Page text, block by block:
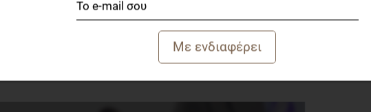
και είναι κάτι που θα το αντιληφθείτε καλύτερα στην ώρα
μπορεί να «τρέχουν» ταυτόχρονα.
του διαιτολογικού σας γραφείου, στο βιβλίο της σειράς
οδηγός για ένα σύγχρονο διαιτολογικό γραφείο